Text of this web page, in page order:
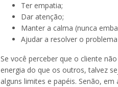
Ter empatia;
Dar atenção;
Manter a calma (nunca
Ajudar a resolver o
Se você perceber que o cliente
energia do que os outros, talvez
alguns limites e papéis. Senão,